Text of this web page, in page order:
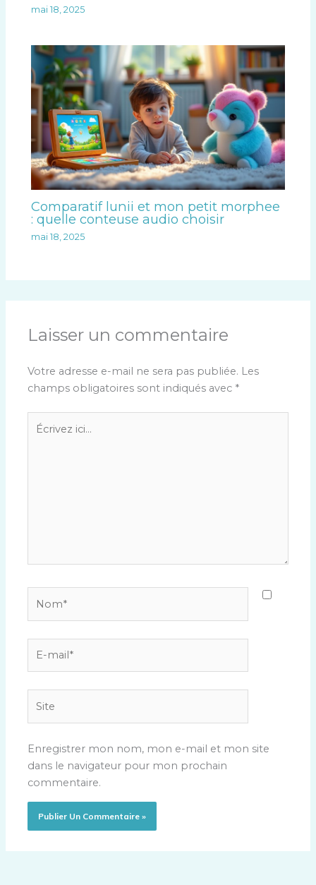
mai 18, 2025
Comparatif lunii et mon petit morphee
: quelle conteuse audio choisir
mai 18, 2025
Laisser un commentaire
Votre adresse e-mail ne sera pas publiée. Les
champs obligatoires sont indiqués avec *
Écrivez
Enregistrer mon nom, mon e-mail et mon site
dans le navigateur pour mon prochain
commentaire.